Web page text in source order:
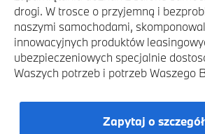
drogi. W trosce o przyjemną i
naszymi samochodami,
innowacyjnych produktów
ubezpieczeniowych specjalnie
Waszych potrzeb i potrzeb Waszego
Zapytaj o